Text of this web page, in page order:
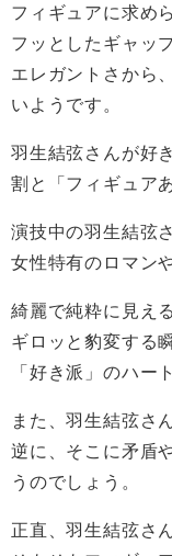
フィギュアに求め
フッとしたギャッ
エレガントさから
いようです。
羽生結弦さんが好
割と「フィギュア
演技中の羽生結弦
女性特有のロマン
綺麗で純粋に見え
ギロッと豹変する
「好き派」のハー
また、羽生結弦さ
逆に、そこに矛盾
うのでしょう。
正直、羽生結弦さ